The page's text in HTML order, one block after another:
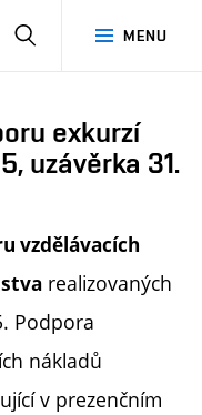
MENU
exkurzí
uzávěrka 31.
vzdělávacích
realizovaných
Podpora
nákladů
v prezenčním